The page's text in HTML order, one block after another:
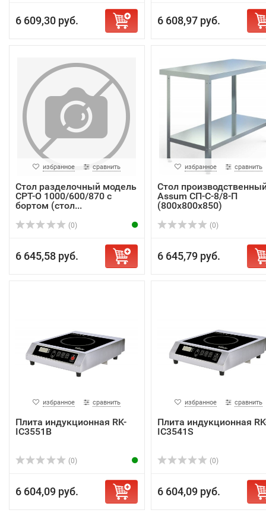
6 609,30 руб. 6 608,97 руб.
избранное сравнить
Стол разделочный модель
СРТ-О 1000/600/870 с
бортом (стол...
(0)
6 645,58 руб.
избранное сравнить
Стол
Assum СП-С-8/8-П
(800х800х850)
(0)
6 645,79 руб.
избранное сравнить
Плита индукционная RK-
IC3551B
(0)
6 604,09 руб.
избранное сравнить
Плита индукционная
IC3541S
(0)
6 604,09 руб.